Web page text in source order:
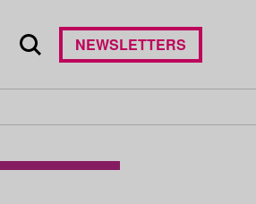
NEWSLETTERS